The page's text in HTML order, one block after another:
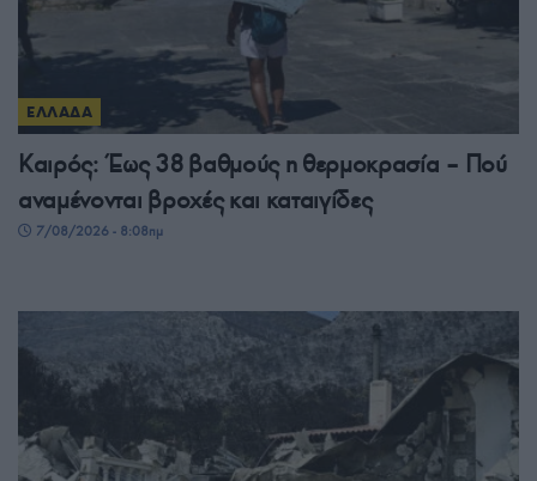
ΕΛΛΑΔΑ
Καιρός: Έως 38 βαθμούς η θερμοκρασία – Πού
αναμένονται βροχές και καταιγίδες
7/08/2026 - 8:08πμ